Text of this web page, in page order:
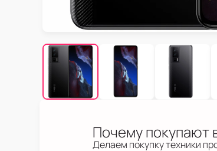
Почему покупают
Делаем покупку техники